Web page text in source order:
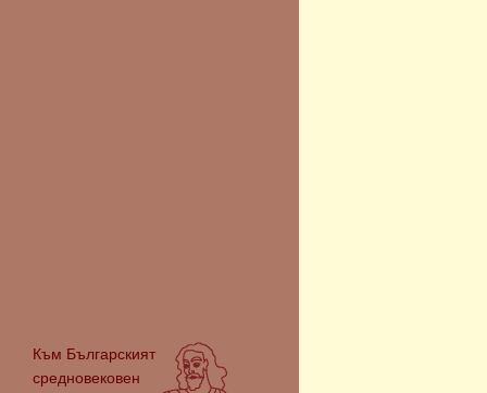
Към Българският
средновековен